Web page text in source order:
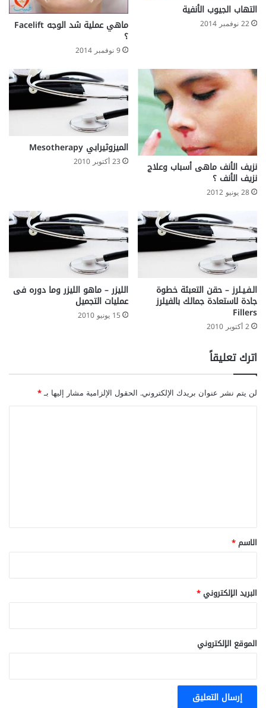
التهاب الجيوب الأنفية
22 نوفمبر 2014 ماهي عملية شد الوجه Facelift
؟
9 نوفمبر 2014
نزيف الأنف ماهى أسباب وعلاج
نزيف الأنف ؟
28 يونيو 2012
الميزوثيرابي Mesotherapy
23 أكتوبر 2010
الـفـيـلرز – حقن التعبئة خطوة
جادة لاستعادة جمالك بالفيلرز
Fillers
2 أكتوبر 2010
الليزر – ماهو الليزر وما دوره فى
عمليات التجميل
15 يونيو 2010
اترك تعليقاً
لن يتم نشر عنوان بريدك الإلكتروني. الحقول الإلزامية مشار إليها بـ*
*
الاسم*
البريد الإلكتروني*
الموقع الإلكتروني